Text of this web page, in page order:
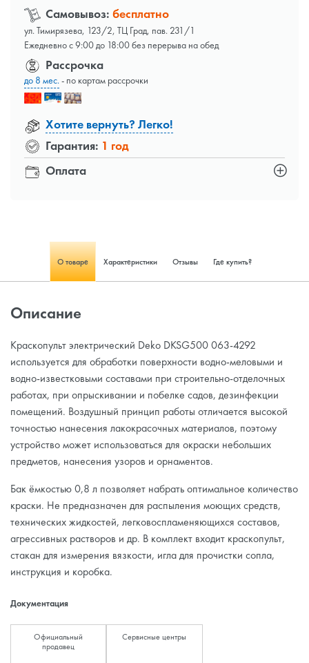
Самовывоз: бесплатно
ул. Тимирязева, 123/2, ТЦ Град, пав. 231/1
Ежедневно с 9:00 до 18:00 без перерыва на обед
Оплата
Рассрочка
до 8 мес.- по картам рассрочки
Хотите вернуть? Легко!
Гарантия: 1 год
О товаре Характеристики Отзывы Где купить?
Описание
Краскопульт электрический Deko DKSG500 063-4292
используется для обработки поверхности водно-меловыми и
водно-известковыми составами при строительно-отделочных
работах, при опрыскивании и побелке садов, дезинфекции
помещений. Воздушный принцип работы отличается высокой
точностью нанесения лакокрасочных материалов, поэтому
устройство может использоваться для окраски небольших
предметов, нанесения узоров и орнаментов.
Бак ёмкостью 0,8 л позволяет набрать оптимальное количество
краски. Не предназначен для распыления моющих средств,
технических жидкостей, легковоспламеняющихся составов,
агрессивных растворов и др. В комплект входит краскопульт,
стакан для измерения вязкости, игла для прочистки сопла,
инструкция и коробка.
Документация
Официальный
продавец
Сервисные центры